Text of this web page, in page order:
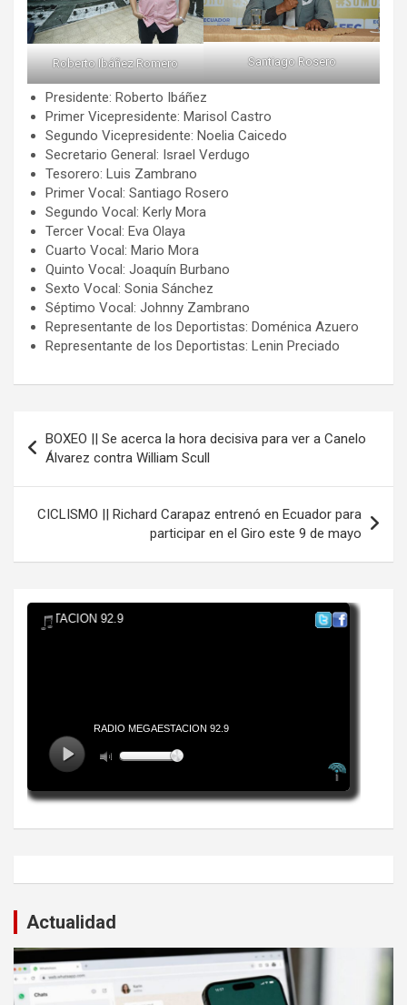
Roberto Ibáñez Romero Santiago Rosero
Presidente: Roberto Ibáñez
Primer Vicepresidente: Marisol Castro
Segundo Vicepresidente: Noelia Caicedo
Secretario General: Israel Verdugo
Tesorero: Luis Zambrano
Primer Vocal: Santiago Rosero
Segundo Vocal: Kerly Mora
Tercer Vocal: Eva Olaya
Cuarto Vocal: Mario Mora
Quinto Vocal: Joaquín Burbano
Sexto Vocal: Sonia Sánchez
Séptimo Vocal: Johnny Zambrano
Representante de los Deportistas: Doménica Azuero
Representante de los Deportistas: Lenin Preciado
de
entradas
BOXEO || Se acerca la hora decisiva para ver a Canelo
Álvarez contra William Scull
CICLISMO || Richard Carapaz entrenó en Ecuador para
participar en el Giro este 9 de mayo
Actualidad